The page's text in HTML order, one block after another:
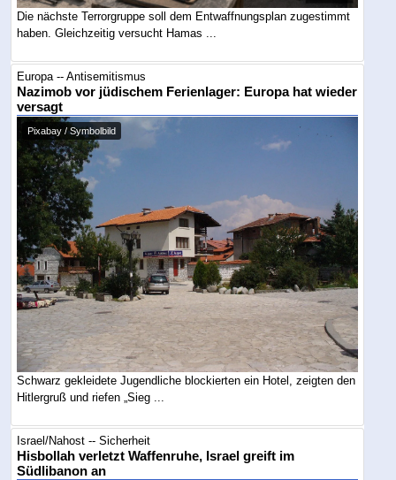
Die nächste Terrorgruppe soll dem Entwaffnungsplan zugestimmt
haben. Gleichzeitig versucht Hamas ...
Europa -- Antisemitismus
Nazimob vor jüdischem Ferienlager: Europa hat wieder
versagt
Pixabay / Symbolbild
Schwarz gekleidete Jugendliche blockierten ein Hotel, zeigten den
Hitlergruß und riefen „Sieg ...
Israel/Nahost -- Sicherheit
Hisbollah verletzt Waffenruhe, Israel greift im
Südlibanon an